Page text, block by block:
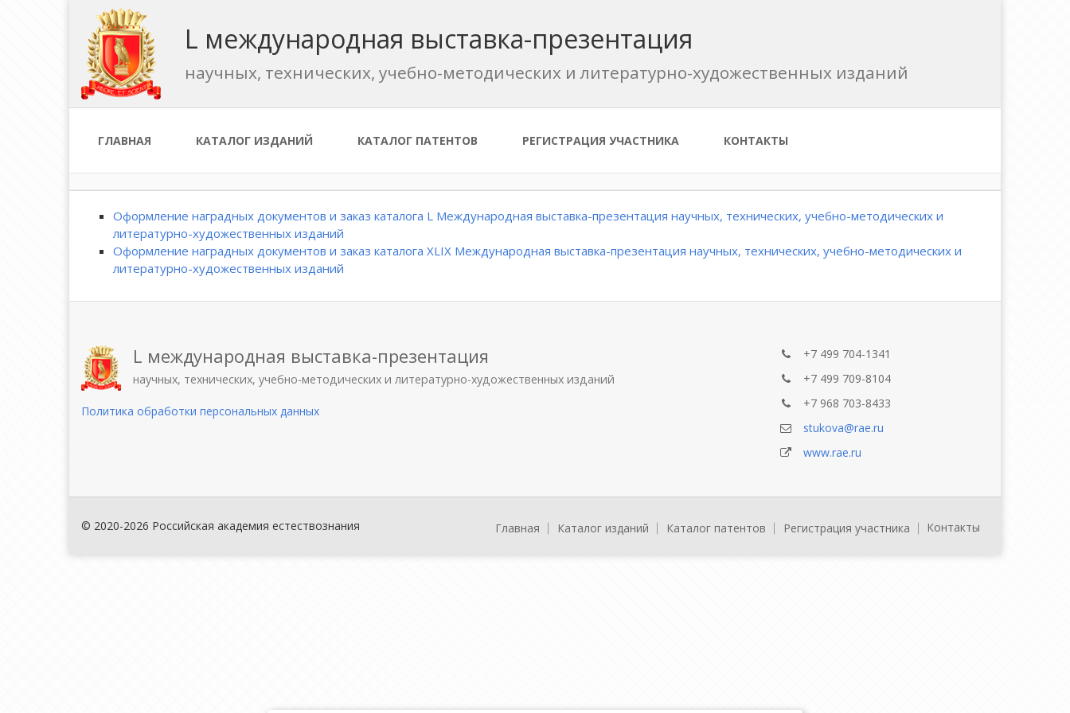
L международная выставка-презентация
научных, технических, учебно-методических и литературно-художественных изданий
ГЛАВНАЯ КАТАЛОГ ИЗДАНИЙ КАТАЛОГ ПАТЕНТОВ РЕГИСТРАЦИЯ УЧАСТНИКА КОНТАКТЫ
Оформление наградных документов и заказ каталога L Международная выставка-презентация научных, технических, учебно-методических и
литературно-художественных изданий
Оформление наградных документов и заказ каталога XLIX Международная выставка-презентация научных, технических, учебно-методических и
литературно-художественных изданий
L международная выставка-презентация
научных, технических, учебно-методических и литературно-художественных изданий
Политика обработки персональных данных
+7 499 704-1341
+7 499 709-8104
+7 968 703-8433
stukova@rae.ru
www.rae.ru
© 2020-2026 Российская академия естествознания Главная Каталог изданий Каталог патентов Регистрация участника Контакты